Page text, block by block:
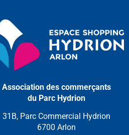
Association des commerçants
du Parc Hydrion
31B, Parc Commercial Hydrion
6700 Arlon